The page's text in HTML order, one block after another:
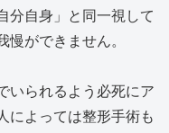
分自身」と同一視して
慢ができません。
いられるよう必死にア
によっては整形手術も